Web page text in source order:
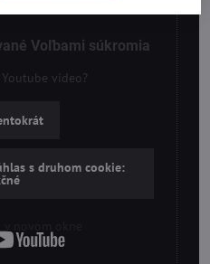
Voľbami súkromia
video?
s druhom cookie: